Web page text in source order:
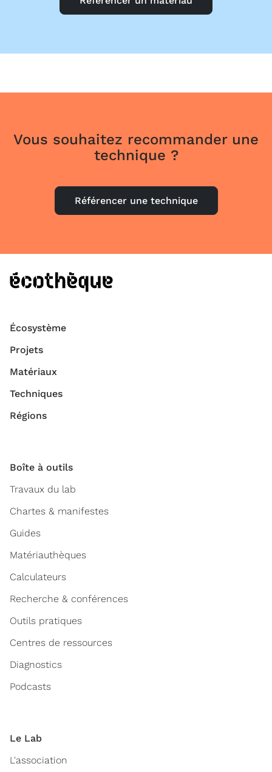
Vous souhaitez recommander une
technique ?
Référencer une technique
Écosystème
Projets
Matériaux
Techniques
Régions
Boîte à outils
Travaux du lab
Chartes & manifestes
Guides
Matériauthèques
Calculateurs
Recherche & conférences
Outils pratiques
Centres de ressources
Diagnostics
Podcasts
Le Lab
L'association